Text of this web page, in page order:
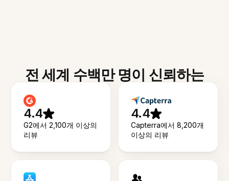
전 세계 수백만 명이 신뢰하는
4.4
G2에서 2,100개 이상의
리뷰
4.4
Capterra에서 8,200개
이상의 리뷰